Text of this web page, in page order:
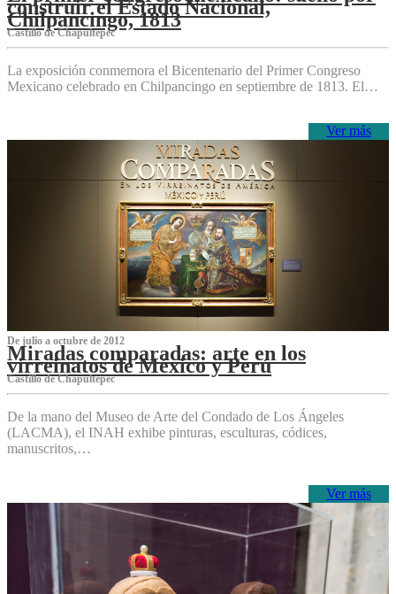
construir el Estado Nacional,
Chilpancingo, 1813
Castillo de Chapultepec
La exposición conmemora el Bicentenario del Primer Congreso
Mexicano celebrado en Chilpancingo en septiembre de 1813. El…
Ver más
De julio a octubre de 2012
Miradas comparadas: arte en los
virreinatos de México y Perú
Castillo de Chapultepec
De la mano del Museo de Arte del Condado de Los Ángeles
(LACMA), el INAH exhibe pinturas, esculturas, códices,
manuscritos,…
Ver más